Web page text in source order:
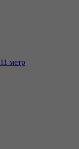
11 метр